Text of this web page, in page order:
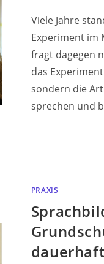
Viele Jahre
Experiment im
fragt dagegen
das
sondern die
sprechen und
PRAXIS